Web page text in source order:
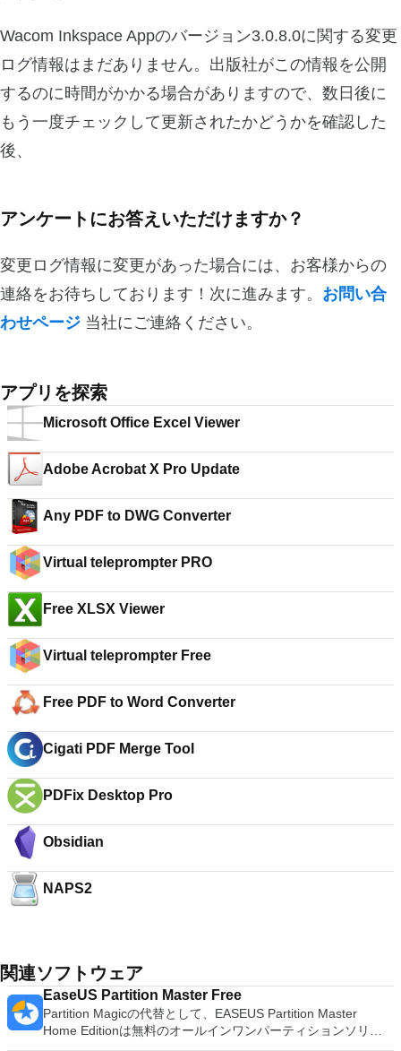
Wacom Inkspace Appのバージョン3.0.8.0に関する変更
ログ情報はまだありません。出版社がこの情報を公開
するのに時間がかかる場合がありますので、数日後に
もう一度チェックして更新されたかどうかを確認した
後、
アンケートにお答えいただけますか？
変更ログ情報に変更があった場合には、お客様からの
連絡をお待ちしております！次に進みます。 お問い合
わせページ 当社にご連絡ください。
アプリを探索
Microsoft Office Excel Viewer
Adobe Acrobat X Pro Update
Any PDF to DWG Converter
Virtual teleprompter PRO
Free XLSX Viewer
Virtual teleprompter Free
Free PDF to Word Converter
Cigati PDF Merge Tool
PDFix Desktop Pro
Obsidian
NAPS2
関連ソフトウェア
EaseUS Partition Master Free
Partition Magicの代替として、EASEUS Partition Master
Home Editionは無料のオールインワンパーティションソリュ
ーションおよびディスク管理ユーティリティです。パーティシ